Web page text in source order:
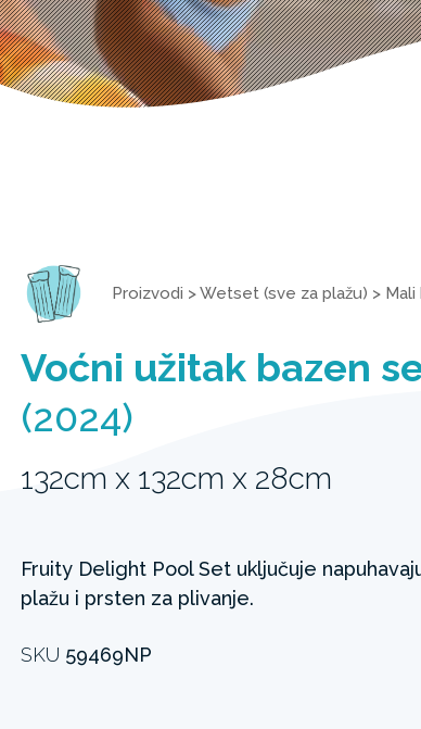
Proizvodi >Wetset (sve za plažu) > Mali
Voćni užitak bazen
(2024)
132cm x 132cm x 28cm
Fruity Delight Pool Set uključuje
plažu i prsten za plivanje.
SKU 59469NP